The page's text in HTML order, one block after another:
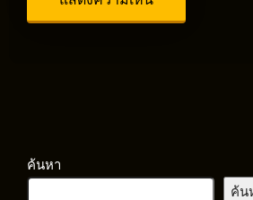
ค้นหา
ค้น